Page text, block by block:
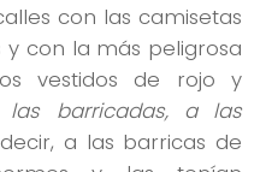
con las camisetas
y con la más peligrosa
vestidos de rojo y
las barricadas, a las
a las barricas de